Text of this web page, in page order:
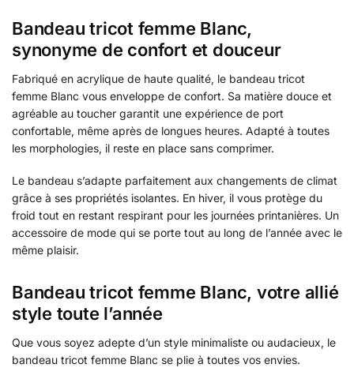
Bandeau tricot femme Blanc,
synonyme de confort et douceur
Fabriqué en acrylique de haute qualité, le bandeau tricot
femme Blanc vous enveloppe de confort. Sa matière douce et
agréable au toucher garantit une expérience de port
confortable, même après de longues heures. Adapté à toutes
les morphologies, il reste en place sans comprimer.
Le bandeau s’adapte parfaitement aux changements de climat
grâce à ses propriétés isolantes. En hiver, il vous protège du
froid tout en restant respirant pour les journées printanières. Un
accessoire de mode qui se porte tout au long de l’année avec le
même plaisir.
Bandeau tricot femme Blanc, votre allié
style toute l’année
Que vous soyez adepte d’un style minimaliste ou audacieux, le
bandeau tricot femme Blanc se plie à toutes vos envies.